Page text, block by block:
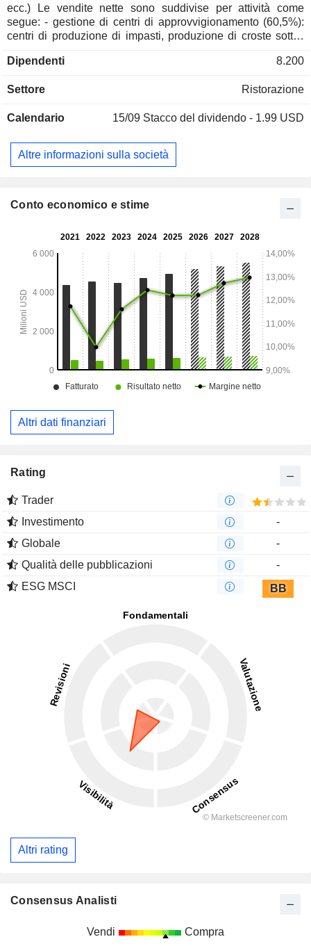
ecc.) Le vendite nette sono suddivise per attività come
segue: - gestione di centri di approvvigionamento (60,5%):
centri di produzione di impasti, produzione di croste sottili,
attrezzature, ecc. Alla fine del 2024, Domino's Pizza, Inc.
gestione di ristoranti negli Stati Uniti (32,8%): attività
di cui 6.722 in franchising e 292 di proprietà diretta; - attività
Dipendenti 8.200
Settore Ristorazione
Calendario 15/09 Stacco del dividendo - 1.99 USD
Altre informazioni sulla società
Conto economico e stime
Altri dati finanziari
Rating
Trader
Investimento
-
Globale
-
Qualità delle pubblicazioni
-
ESG MSCI
BB
Altri rating
Consensus Analisti
Vendi Compra